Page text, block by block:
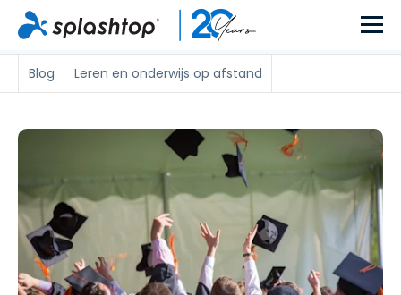
Blog Leren en onderwijs op afstand